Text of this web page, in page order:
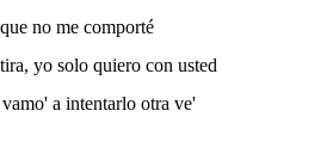
no me comporté
yo solo quiero con usted
a intentarlo otra ve'